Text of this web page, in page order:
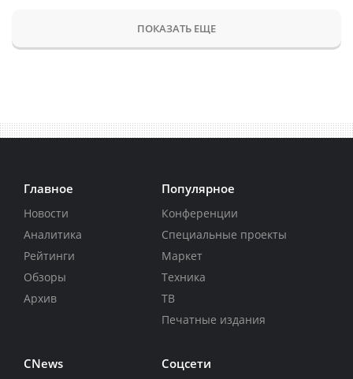
ПОКАЗАТЬ ЕЩЕ
Главное
Новости
Аналитика
Рейтинги
Обзоры
Архив
Популярное
Конференции
Специальные проекты
Маркет
Техника
ТВ
Печатные издания
CNews Соцсети